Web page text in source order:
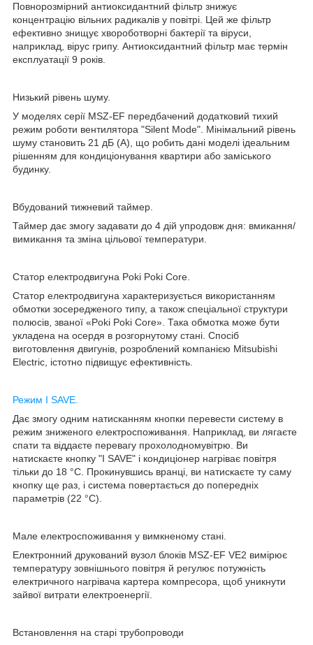
Повнорозмірний антиоксидантний фільтр знижує
концентрацію вільних радикалів у повітрі. Цей же фільтр
ефективно знищує хвороботворні бактерії та віруси,
наприклад, вірус грипу. Антиоксидантний фільтр має термін
експлуатації 9 років.
Низький рівень шуму.
У моделях серії MSZ-EF передбачений додатковий тихий
режим роботи вентилятора "Silent Mode". Мінімальний рівень
шуму становить 21 дБ (А), що робить дані моделі ідеальним
рішенням для кондиціонування квартири або заміського
будинку.
Вбудований тижневий таймер.
Таймер дає змогу задавати до 4 дій упродовж дня: вмикання/
вимикання та зміна цільової температури.
Статор електродвигуна Poki Poki Core.
Статор електродвигуна характеризується використанням
обмотки зосередженого типу, а також спеціальної структури
полюсів, званої «Poki Poki Core». Така обмотка може бути
укладена на осердя в розгорнутому стані. Спосіб
виготовлення двигунів, розроблений компанією Mitsubishi
Electric, істотно підвищує ефективність.
Режим I SAVE.
Дає змогу одним натисканням кнопки перевести систему в
режим зниженого електроспоживання. Наприклад, ви лягаєте
спати та віддаєте перевагу прохолодномувітрю. Ви
натискаєте кнопку "I SAVE" і кондиціонер нагріває повітря
тільки до 18 °C. Прокинувшись вранці, ви натискаєте ту саму
кнопку ще раз, і система повертається до попередніх
параметрів (22 °C).
Мале електроспоживання у вимкненому стані.
Електронний друкований вузол блоків MSZ-EF VE2 вимірює
температуру зовнішнього повітря й регулює потужність
електричного нагрівача картера компресора, щоб уникнути
зайвої витрати електроенергії.
Встановлення на старі трубопроводи